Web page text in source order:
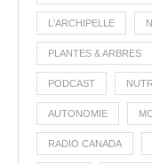
L'ARCHIPELLE
PLANTES & ARBRES
PODCAST
AUTONOMIE
RADIO CANADA